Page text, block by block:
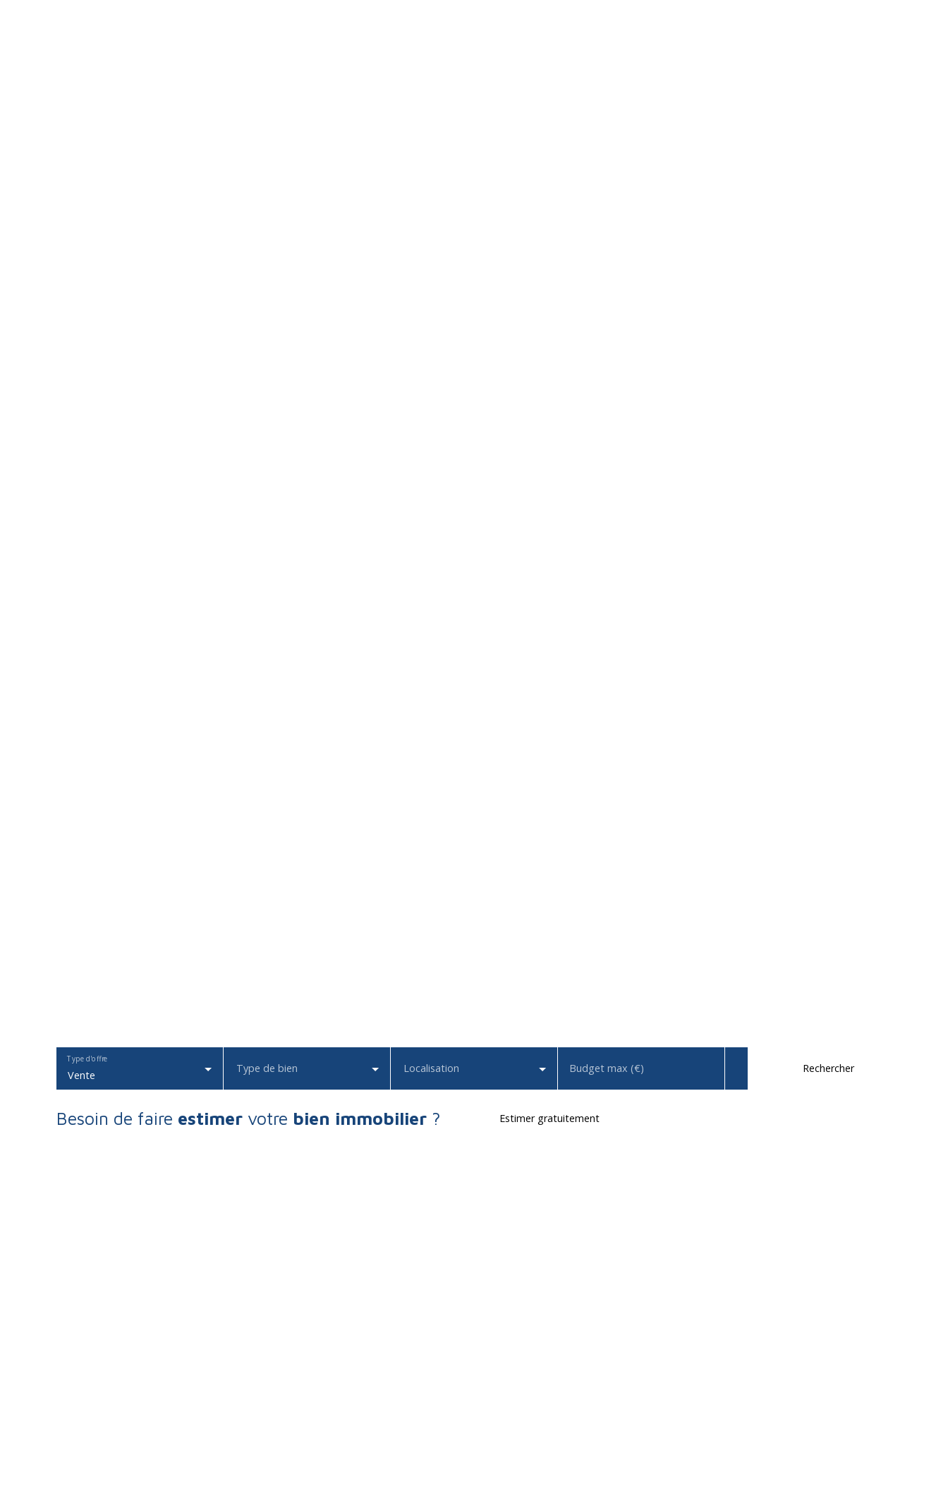
Vente
Type d'offre
Type de bien Localisation Budget max (€) Rechercher
Besoin de faire estimer votre bien immobilier ? Estimer gratuitement